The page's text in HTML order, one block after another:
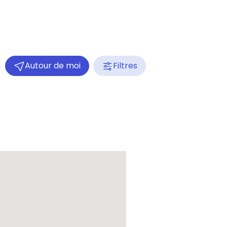
Autour de moi Filtres